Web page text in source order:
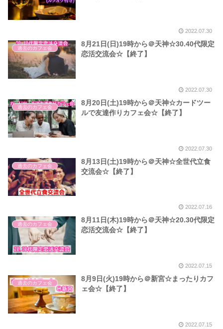
2022.07.30
過去のカフェ会
8月21日(日)19時から＠天神☆30.40代限定
恋活交流会☆【終了】
2022.07.30
過去のカフェ会
8月20日(土)19時から＠天神☆カードツー
ルで友達作りカフェ会☆【終了】
2022.07.30
過去のカフェ会
8月13日(土)19時から＠天神☆全世代立食
交流会☆【終了】
2022.07.16
過去のカフェ会
8月11日(木)19時から＠天神☆20.30代限定
恋活交流会☆【終了】
2022.07.15
過去のカフェ会
8月9日(火)19時から＠新宮☆まったりカフ
ェ会☆【終了】
2022.07.15